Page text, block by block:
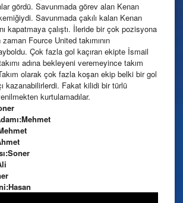
gördü. Savunmada görev alan Kenan
Savunmada çakılı kalan Kenan
kapatmaya çalıştı. İleride bir çok pozisyona
Fource United takımının
Çok fazla gol kaçıran ekipte İsmail
adına bekleyeni veremeyince takım
olarak çok fazla koşan ekip belki bir gol
kazanabilirlerdi. Fakat kilidi bir türlü
kurtulamadılar.